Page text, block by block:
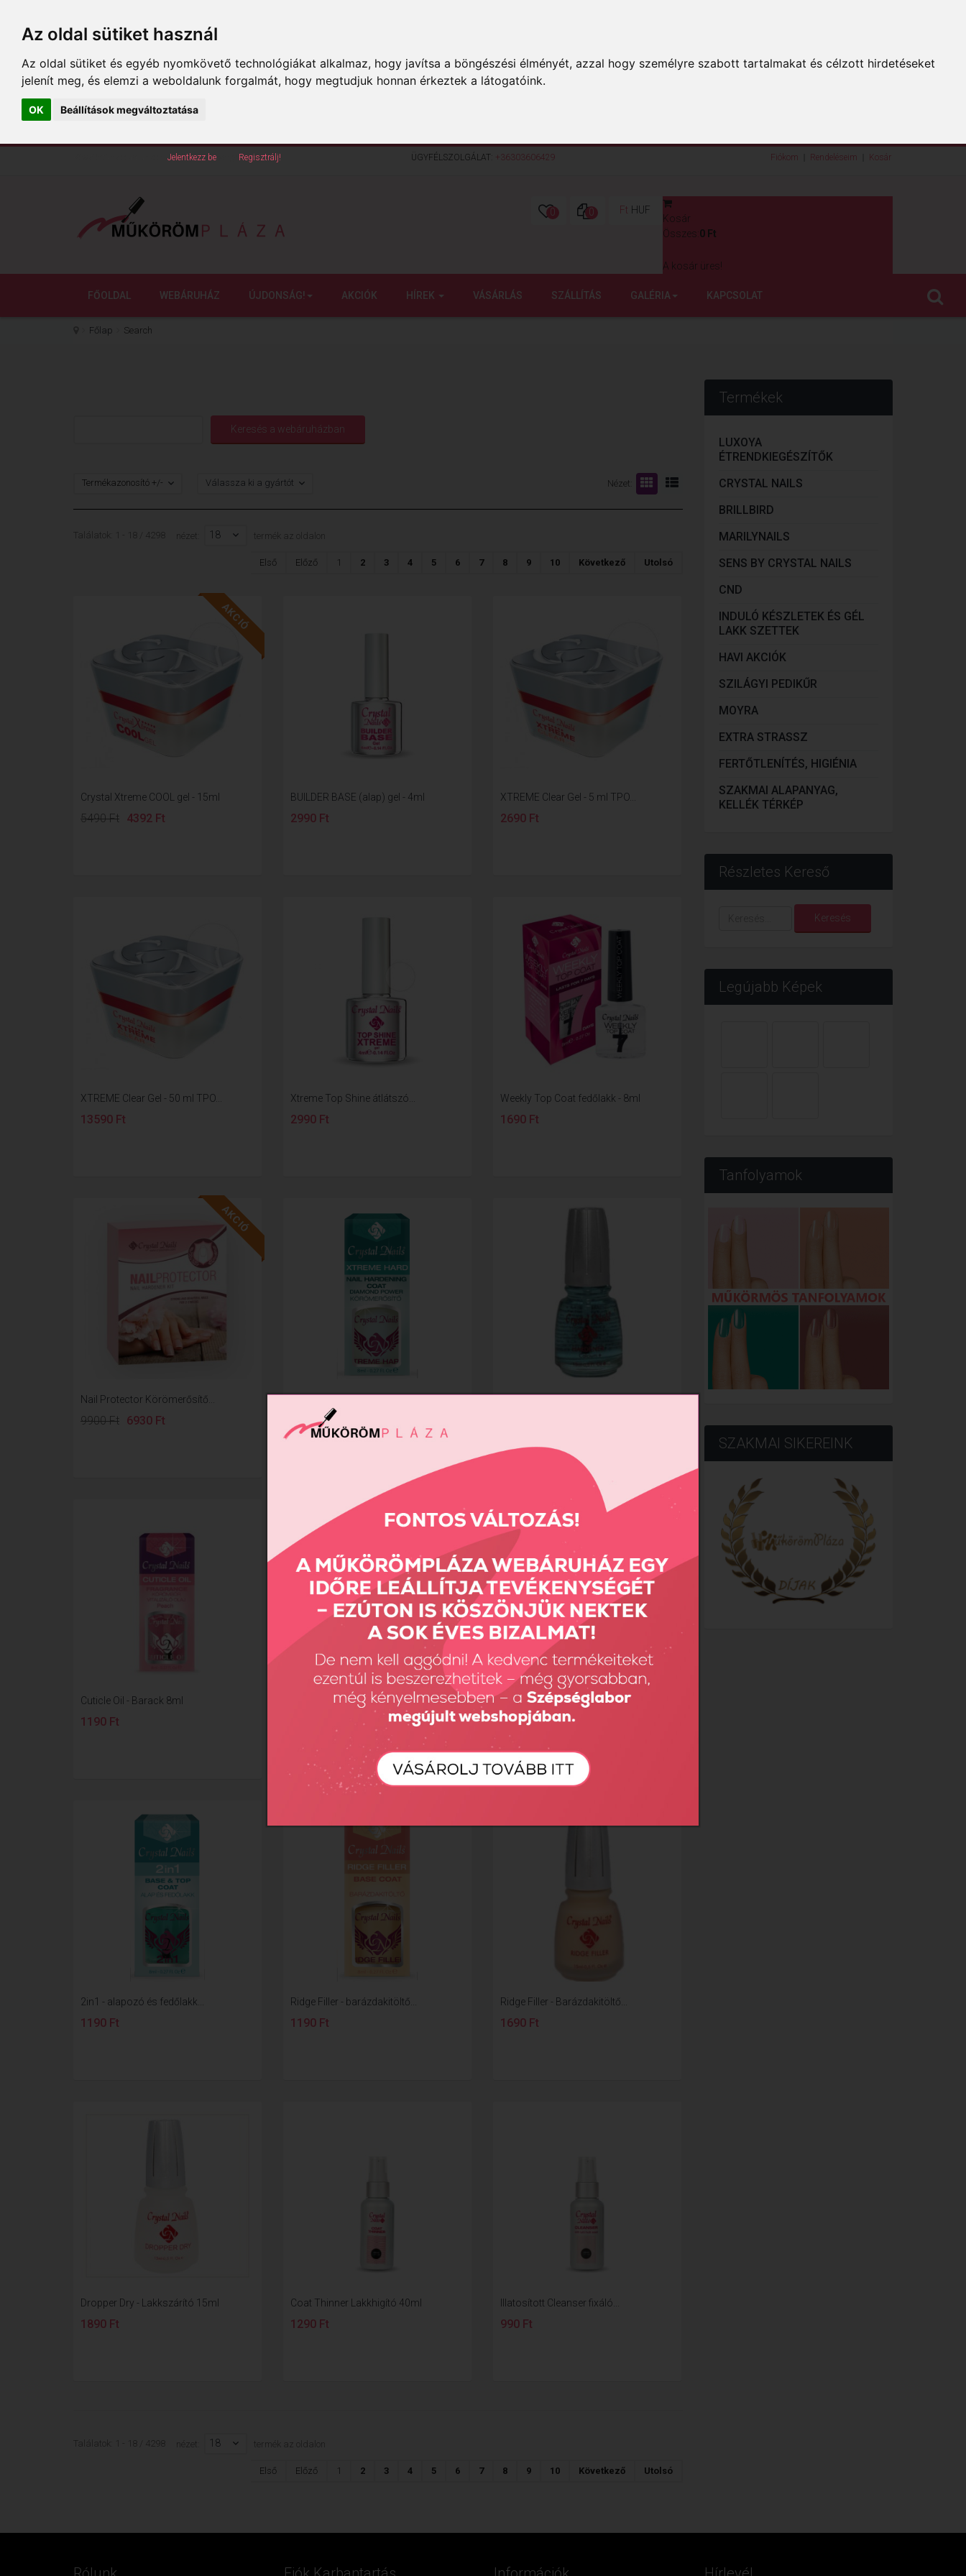
Az oldal sütiket használ
Az oldal sütiket és egyéb nyomkövető technológiákat alkalmaz, hogy javítsa a böngészési élményét, azzal hogy személyre szabott tartalmakat és célzott hirdetéseket
jelenít meg, és elemzi a weboldalunk forgalmát, hogy megtudjuk honnan érkeztek a látogatóink.
OK Beállítások megváltoztatása
Jelentkezz be Regisztrálj! ÜGYFÉLSZOLGÁLAT: +36303606429 Fiókom Rendeléseim Kosár
0 0 Ft HUF
Kosár
Összes: 0 Ft
A kosár üres!
FŐOLDAL WEBÁRUHÁZ ÚJDONSÁG! AKCIÓK HÍREK VÁSÁRLÁS SZÁLLÍTÁS GALÉRIA KAPCSOLAT
Főlap Search
Nézet:
Termékazonosító +/- Válassza ki a gyártót
Találatok: 1 - 18 / 4298 nézet: 18 termék az oldalon
Első Előző 1 2 3 4 5 6 7 8 9 10 Következő Utolsó
AKCIÓ
Crystal Xtreme COOL gel - 15ml
5490 Ft 4392 Ft
BUILDER BASE (alap) gel - 4ml
2990 Ft
XTREME Clear Gel - 5 ml TPO...
2690 Ft
XTREME Clear Gel - 50 ml TPO...
13590 Ft
Xtreme Top Shine átlátszó...
2990 Ft
Weekly Top Coat fedőlakk - 8ml
1690 Ft
AKCIÓ
Nail Protector Körömerősítő...
9900 Ft 6930 Ft 1190 Ft
Cuticle Oil - Barack 8ml
1190 Ft
Cuticle Oil - Kókusz 8ml Cuticle Oil - Ananász 8ml
1190 Ft
2in1 - alapozó és fedőlakk...
1190 Ft
Ridge Filler - barázdakitöltő...
1190 Ft
Ridge Filler - Barázdakitöltő...
1690 Ft
Dropper Dry - Lakkszárító 15ml
1890 Ft
Coat Thinner Lakkhigító 40ml
1290 Ft
Illatosított Cleanser fixáló...
990 Ft
Találatok: 1 - 18 / 4298 nézet: 18 termék az oldalon
Első Előző 1 2 3 4 5 6 7 8 9 10 Következő Utolsó
Termékek
LUXOYA
ÉTRENDKIEGÉSZÍTŐK
CRYSTAL NAILS
BRILLBIRD
MARILYNAILS
SENS BY CRYSTAL NAILS
CND
INDULÓ KÉSZLETEK ÉS GÉL
LAKK SZETTEK
HAVI AKCIÓK
SZILÁGYI PEDIKŰR
MOYRA
EXTRA STRASSZ
FERTŐTLENÍTÉS, HIGIÉNIA
SZAKMAI ALAPANYAG,
KELLÉK TÉRKÉP
Részletes Kereső
Keresés
Legújabb Képek
Tanfolyamok
SZAKMAI SIKEREINK